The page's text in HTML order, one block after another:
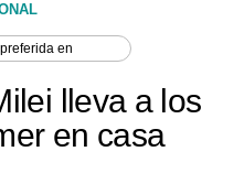
en
lleva a los
en casa